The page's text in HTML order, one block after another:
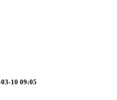
10 09:05